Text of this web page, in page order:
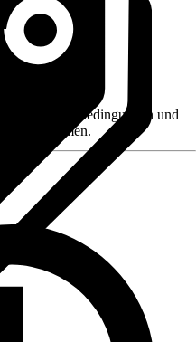
Rückgabebedingungen und